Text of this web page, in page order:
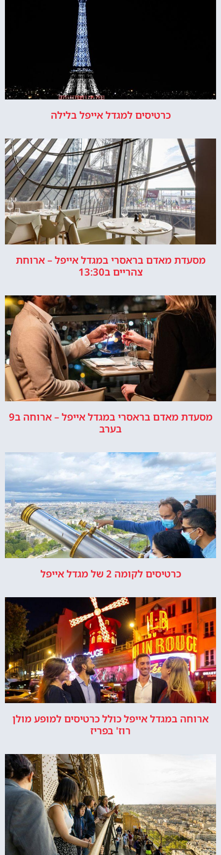
כרטיסים למגדל אייפל בלילה
מסעדת מאדם בראסרי במגדל אייפל – ארוחת
צהריים ב13:30
מסעדת מאדם בראסרי במגדל אייפל – ארוחה ב9
בערב
כרטיסים לקומה 2 של מגדל אייפל
ארוחה במגדל אייפל כולל כרטיסים למופע מולן
רוז' בפריז